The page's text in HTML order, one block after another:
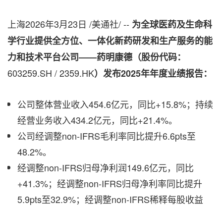
上海2026年3月23日 /美通社/ -- 为全球医药及生命科
学行业提供全方位、一体化新药研发和生产服务的能
力和技术平台公司——药明康德（股份代码：
603259.SH / 2359.HK）发布2025年年度业绩报告：
公司整体营业收入454.6亿元，同比+15.8%；持续
经营业务收入434.2亿元，同比+21.4%。
公司经调整non-IFRS毛利率同比提升6.6pts至
48.2%。
经调整non-IFRS归母净利润149.6亿元，同比
+41.3%；经调整non-IFRS归母净利率同比提升
5.9pts至32.9%；经调整non-IFRS稀释每股收益